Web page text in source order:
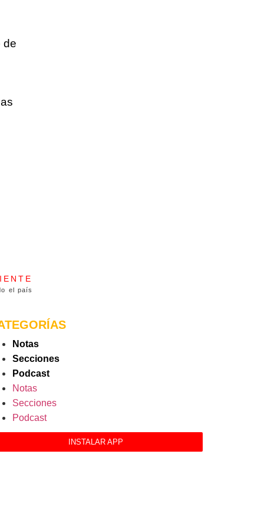
de
el país
Notas
Secciones
Podcast
Notas
Secciones
Podcast
INSTALAR APP